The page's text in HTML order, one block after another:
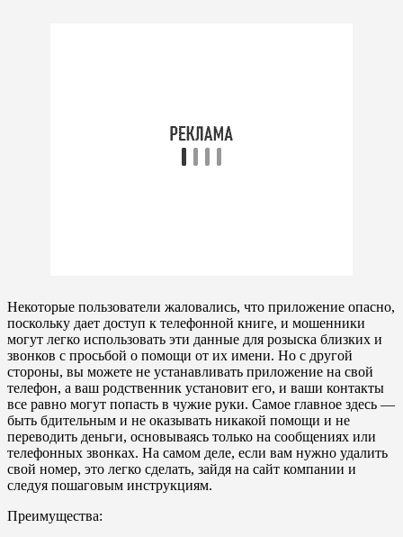
Некоторые пользователи жаловались, что приложение опасно,
поскольку дает доступ к телефонной книге, и мошенники
могут легко использовать эти данные для розыска близких и
звонков с просьбой о помощи от их имени. Но с другой
стороны, вы можете не устанавливать приложение на свой
телефон, а ваш родственник установит его, и ваши контакты
все равно могут попасть в чужие руки. Самое главное здесь —
быть бдительным и не оказывать никакой помощи и не
переводить деньги, основываясь только на сообщениях или
телефонных звонках. На самом деле, если вам нужно удалить
свой номер, это легко сделать, зайдя на сайт компании и
следуя пошаговым инструкциям.
Преимущества: